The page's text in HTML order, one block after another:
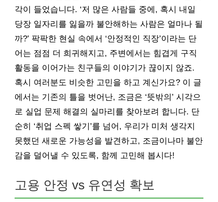
각이 들었습니다. ‘저 많은 사람들 중에, 혹시 내일
당장 일자리를 잃을까 불안해하는 사람은 얼마나 될
까?’ 팍팍한 현실 속에서 ‘안정적인 직장’이라는 단
어는 점점 더 희귀해지고, 주변에서는 힘겹게 구직
활동을 이어가는 친구들의 이야기가 끊이지 않죠.
혹시 여러분도 비슷한 고민을 하고 계신가요? 이 글
에서는 기존의 틀을 벗어난, 조금은 ‘뜻밖의’ 시각으
로 실업 문제 해결의 실마리를 찾아보려 합니다. 단
순히 ‘취업 스펙 쌓기’를 넘어, 우리가 미처 생각지
못했던 새로운 가능성을 발견하고, 조금이나마 불안
감을 덜어낼 수 있도록, 함께 고민해 봅시다!
고용 안정 vs 유연성 확보